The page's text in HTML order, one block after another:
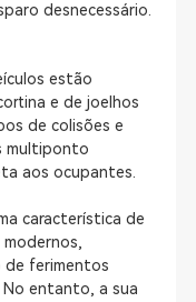
desnecessário.
estão
e de joelhos
de colisões e
multiponto
aos ocupantes.
característica de
de ferimentos
No entanto, a sua